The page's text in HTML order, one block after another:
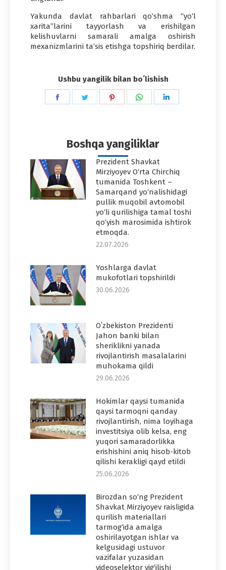
Yakunda davlat rahbarlari qo‘shma “yo‘l
xarita”larini tayyorlash va erishilgan
kelishuvlarni samarali amalga oshirish
mexanizmlarini ta’sis etishga topshiriq berdilar.
Ushbu yangilik bilan boʻlishish
Share
Share
Share
Share
Boshqa yangiliklar
Prezident Shavkat
Mirziyoyev O‘rta Chirchiq
tumanida Toshkent –
Samarqand yo‘nalishidagi
pullik muqobil avtomobil
yo‘li qurilishiga tamal toshi
qo‘yish marosimida ishtirok
etmoqda.
22.07.2026
Yoshlarga davlat
mukofotlari topshirildi
30.06.2026
Oʻzbekiston Prezidenti
Jahon banki bilan
sheriklikni yanada
rivojlantirish masalalarini
muhokama qildi
29.06.2026
Hokimlar qaysi tumanida
qaysi tarmoqni qanday
rivojlantirish, nima loyihaga
investitsiya olib kelsa, eng
yuqori samaradorlikka
erishishini aniq hisob-kitob
qilishi kerakligi qayd etildi
25.06.2026
Birozdan so‘ng Prezident
Shavkat Mirziyoyev raisligida
qurilish materiallari
tarmog‘ida amalga
oshirilayotgan ishlar va
kelgusidagi ustuvor
vazifalar yuzasidan
videoselektor yig‘ilishi